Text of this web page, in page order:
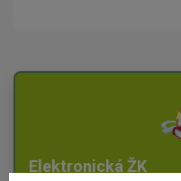
Elektronická ŽK